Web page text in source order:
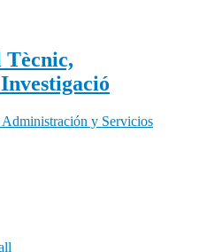
Tècnic,
Administración y Servicios